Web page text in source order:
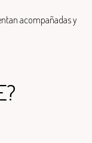
acompañadas y